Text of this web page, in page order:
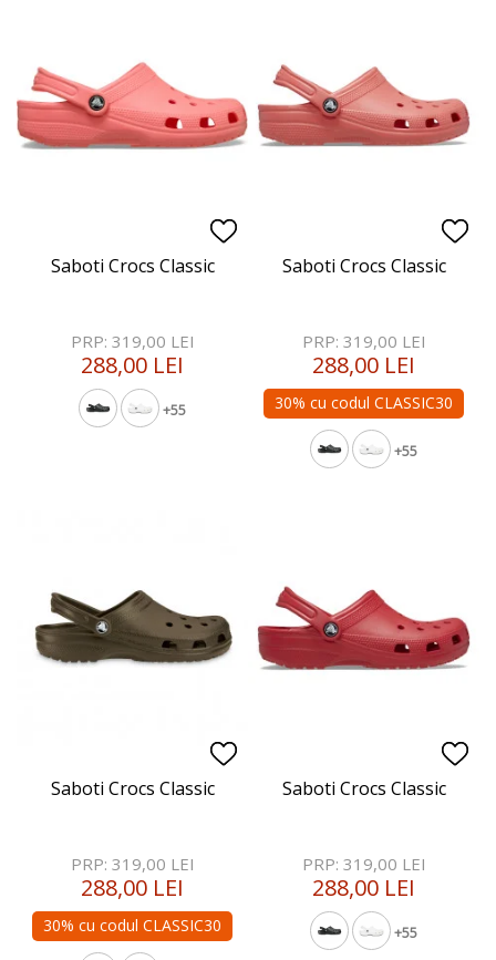
Saboti Crocs Classic
+55
PRP: 319,00 LEI
288,00 LEI
Saboti Crocs Classic
+55
PRP: 319,00 LEI
288,00 LEI
30% cu codul CLASSIC30
Saboti Crocs Classic
PRP: 319,00 LEI
288,00 LEI
30% cu codul CLASSIC30
Saboti Crocs Classic
+55
PRP: 319,00 LEI
288,00 LEI